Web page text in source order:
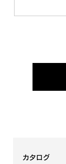
カタログ